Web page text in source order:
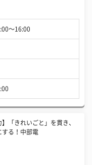
〜16:00
】「きれいごと」を貫き、
する！中部電